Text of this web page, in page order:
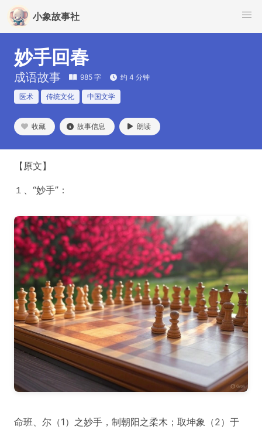
小象故事社
妙手回春
成语故事 985 字 约 4 分钟
医术 传统文化 中国文学
收藏 故事信息 朗读
【原文】
１、“妙手”：
命班、尔（1）之妙手，制朝阳之柔木；取坤象（2）于